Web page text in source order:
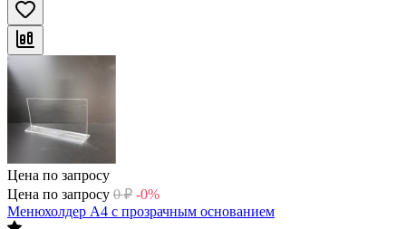
Цена по запросу
Цена по запросу 0 ₽ -0%
Менюхолдер А4 с прозрачным основанием